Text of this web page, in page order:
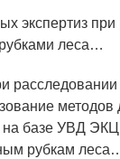
экспертиз при
леса…
методов
базе УВД
рубкам